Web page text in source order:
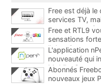
Free est déjà
services TV,
encore au
Free et RTL9
sensations
l'obtenir
L'application
nouveauté qui
Mobile,
Abonnés
nouveaux jeux